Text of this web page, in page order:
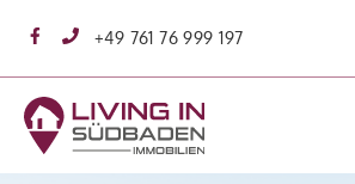
+49 761 76 999 197